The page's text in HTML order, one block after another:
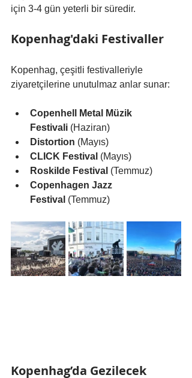
için 3-4 gün yeterli bir süredir.
Kopenhag'daki Festivaller
Kopenhag, çeşitli festivalleriyle
ziyaretçilerine unutulmaz anlar sunar:
Copenhell Metal Müzik
Festivali (Haziran)
Distortion (Mayıs)
CLICK Festival (Mayıs)
Roskilde Festival (Temmuz)
Copenhagen Jazz
Festival (Temmuz)
Kopenhag’da Gezilecek